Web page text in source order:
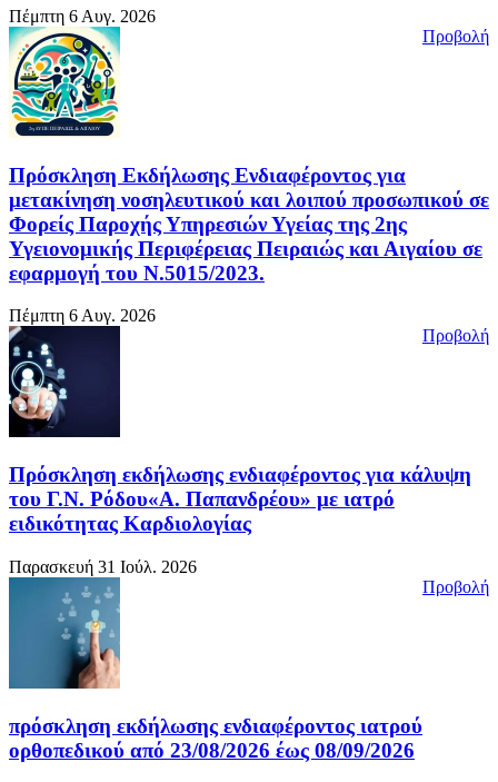
Πέμπτη 6 Αυγ. 2026
Προβολή
Πρόσκληση Εκδήλωσης Ενδιαφέροντος για
μετακίνηση νοσηλευτικού και λοιπού προσωπικού σε
Φορείς Παροχής Υπηρεσιών Υγείας της 2ης
Υγειονομικής Περιφέρειας Πειραιώς και Αιγαίου σε
εφαρμογή του Ν.5015/2023.
Πέμπτη 6 Αυγ. 2026
Προβολή
Πρόσκληση εκδήλωσης ενδιαφέροντος για κάλυψη
του Γ.Ν. Ρόδου«Α. Παπανδρέου» με ιατρό
ειδικότητας Καρδιολογίας
Παρασκευή 31 Ιούλ. 2026
Προβολή
πρόσκληση εκδήλωσης ενδιαφέροντος ιατρού
ορθοπεδικού από 23/08/2026 έως 08/09/2026